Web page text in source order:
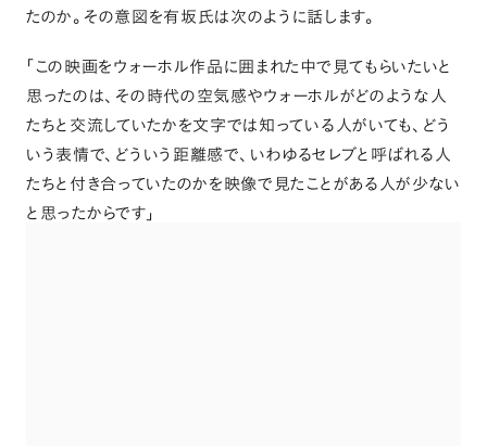
たのか。 その意図を有坂氏は次のように話します。
「 この映画をウォーホル作品に囲まれた中で見てもらいたいと
思ったのは、 その時代の空気感やウォーホルがどのような人
たちと交流していたかを文字では知っている人がいても 、 どう
いう表情で、 どういう距離感で、 いわゆるセレブと呼ばれる人
たちと付き合っていたのかを映像で見たことがある人が少ない
と思ったからです 」